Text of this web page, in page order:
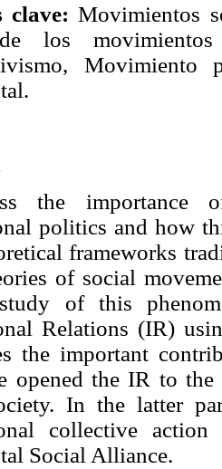
clave: Movimientos
los movimientos
the importance
politics and how
frameworks
of social
of this
Relations (IR)
the important
opened the IR to
In the latter
collective
Social Alliance.